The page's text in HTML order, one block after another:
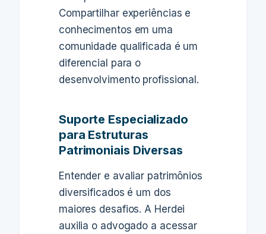
Compartilhar experiências e
conhecimentos em uma
comunidade qualificada é um
diferencial para o
desenvolvimento profissional.
Suporte Especializado
para Estruturas
Patrimoniais Diversas
Entender e avaliar patrimônios
diversificados é um dos
maiores desafios. A Herdei
auxilia o advogado a acessar